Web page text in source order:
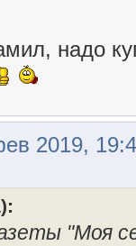
надо
2019,
"Моя